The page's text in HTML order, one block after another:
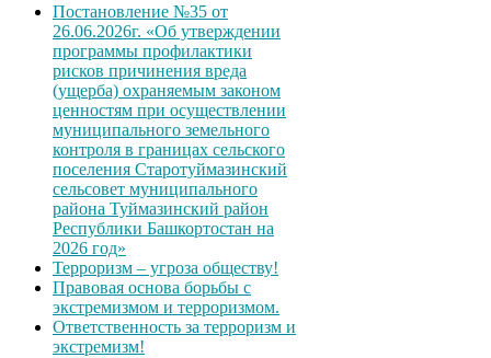
Постановление №35 от
26.06.2026г. «Об утверждении
программы профилактики
рисков причинения вреда
(ущерба) охраняемым законом
ценностям при осуществлении
муниципального земельного
контроля в границах сельского
поселения Старотуймазинский
сельсовет муниципального
района Туймазинский район
Республики Башкортостан на
2026 год»
Терроризм – угроза обществу!
Правовая основа борьбы с
экстремизмом и терроризмом.
Ответственность за терроризм и
экстремизм!